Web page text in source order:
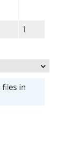
1
in